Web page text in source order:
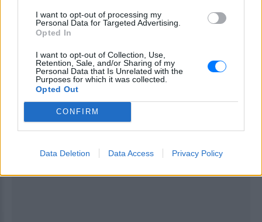
I want to opt-out of processing my
Personal Data for Targeted Advertising.
Opted In
I want to opt-out of Collection, Use,
Retention, Sale, and/or Sharing of my
Personal Data that Is Unrelated with the
Purposes for which it was collected.
Opted Out
CONFIRM
Data Deletion Data Access Privacy Policy
χάσουν.